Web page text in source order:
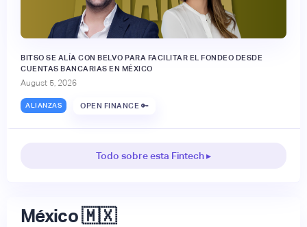
BITSO SE ALÍA CON BELVO PARA FACILITAR EL FONDEO DESDE
CUENTAS BANCARIAS EN MÉXICO
August 5, 2026
ALIANZAS OPEN FINANCE 🔑
Todo sobre esta Fintech ▸
México 🇲🇽